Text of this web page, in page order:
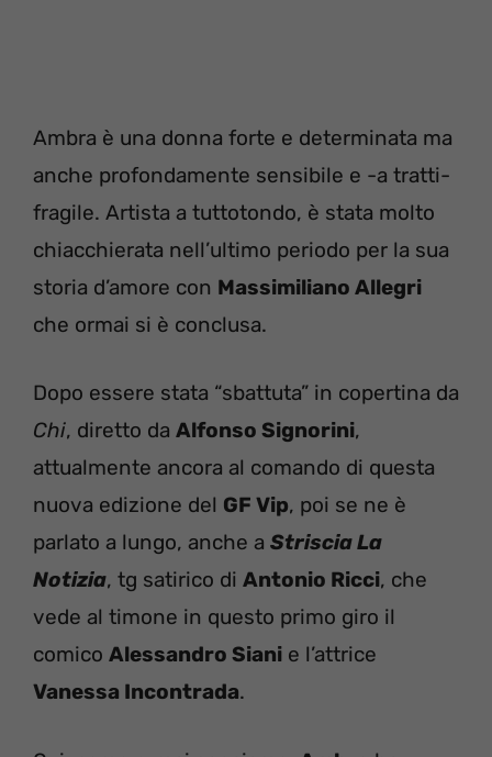
Ambra è una donna forte e determinata ma
anche profondamente sensibile e -a tratti-
fragile. Artista a tuttotondo, è stata molto
chiacchierata nell’ultimo periodo per la sua
storia d’amore con Massimiliano Allegri
che ormai si è conclusa.
Dopo essere stata “sbattuta” in copertina da
Chi, diretto da Alfonso Signorini,
attualmente ancora al comando di questa
nuova edizione del GF Vip, poi se ne è
parlato a lungo, anche a Striscia La
Notizia, tg satirico di Antonio Ricci, che
vede al timone in questo primo giro il
comico Alessandro Siani e l’attrice
Vanessa Incontrada.